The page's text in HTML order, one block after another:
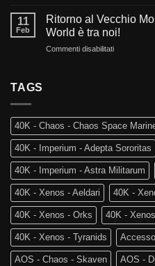
40.000?
Warhammer
40.000
Kill
Rovina
dei
Reami
Mortali:
Edizione
di
Age
of
Sigmar
11
Feb
Ritorno al Vecchio
World è tra noi!
Commenti disabilitatisu
The
Old
World
tra
noi!
TAGS
40K - Chaos - Chaos Space
40K - Imperium - Adepta Sororitas
40K - Imperium - Astra Militarum
40K - Xenos - Aeldari 40K -
40K - Xenos - Orks 40K -
40K - Xenos - Tyranids
AOS - Chaos - Skaven AOS -